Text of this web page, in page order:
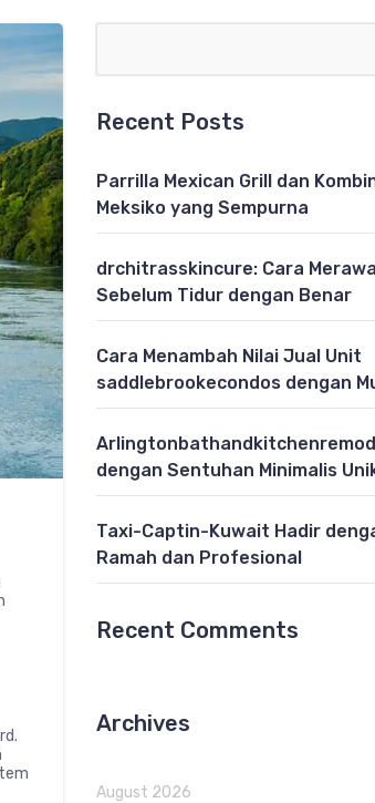
Recent Posts
Parrilla Mexican Grill dan
Meksiko yang Sempurna
drchitrasskincure: Cara
Sebelum Tidur dengan Benar
Cara Menambah Nilai Jual Unit
saddlebrookecondos dengan
dengan Sentuhan Minimalis
Taxi-Captin-Kuwait Hadir
Ramah dan Profesional
Recent Comments
Archives
August 2026